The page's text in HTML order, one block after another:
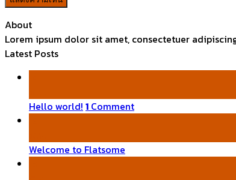
About
Lorem ipsum dolor sit amet, consectetuer
Latest Posts
Hello world! 1 Comment
Welcome to Flatsome